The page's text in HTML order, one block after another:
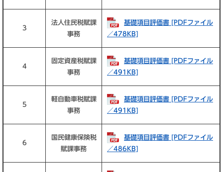
3
法人住民税賦課
事務
基礎項目評価書 [PDFファイル
／478KB]
4
固定資産税賦課
事務
基礎項目評価書 [PDFファイル
／491KB]
5
軽自動車税賦課
事務
基礎項目評価書 [PDFファイル
／491KB]
6
国民健康保険税
賦課事務
基礎項目評価書 [PDFファイル
／486KB]